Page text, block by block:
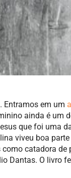
Entramos em um
ainda é um
que foi uma
viveu boa
catadora de
Dantas. O livro